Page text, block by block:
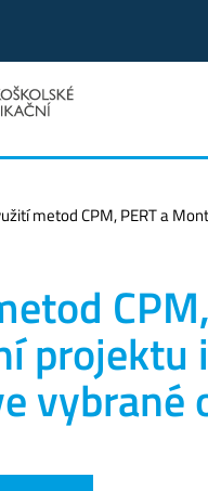
metod CPM, PERT a
vybrané